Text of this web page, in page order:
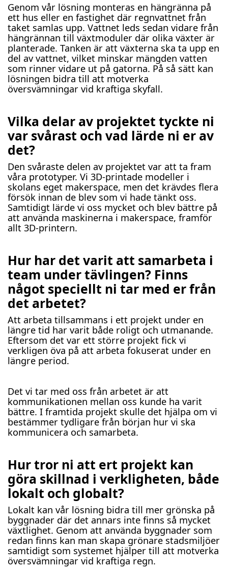
Genom vår lösning monteras en hängränna på
ett hus eller en fastighet där regnvattnet från
taket samlas upp. Vattnet leds sedan vidare från
hängrännan till växtmoduler där olika växter är
planterade. Tanken är att växterna ska ta upp en
del av vattnet, vilket minskar mängden vatten
som rinner vidare ut på gatorna. På så sätt kan
lösningen bidra till att motverka
översvämningar vid kraftiga skyfall.
Vilka delar av projektet tyckte ni
var svårast och vad lärde ni er av
det?
Den svåraste delen av projektet var att ta fram
våra prototyper. Vi 3D-printade modeller i
skolans eget makerspace, men det krävdes flera
försök innan de blev som vi hade tänkt oss.
Samtidigt lärde vi oss mycket och blev bättre på
att använda maskinerna i makerspace, framför
allt 3D-printern.
Hur har det varit att samarbeta i
team under tävlingen? Finns
något speciellt ni tar med er från
det arbetet?
Att arbeta tillsammans i ett projekt under en
längre tid har varit både roligt och utmanande.
Eftersom det var ett större projekt fick vi
verkligen öva på att arbeta fokuserat under en
längre period.
Det vi tar med oss från arbetet är att
kommunikationen mellan oss kunde ha varit
bättre. I framtida projekt skulle det hjälpa om vi
bestämmer tydligare från början hur vi ska
kommunicera och samarbeta.
Hur tror ni att ert projekt kan
göra skillnad i verkligheten, både
lokalt och globalt?
Lokalt kan vår lösning bidra till mer grönska på
byggnader där det annars inte finns så mycket
växtlighet. Genom att använda byggnader som
redan finns kan man skapa grönare stadsmiljöer
samtidigt som systemet hjälper till att motverka
översvämningar vid kraftiga regn.